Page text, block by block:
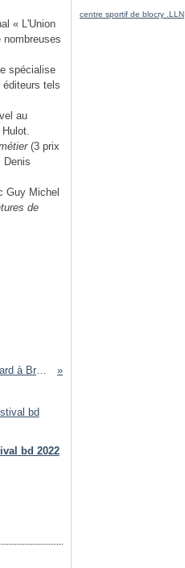
« L'Union
spécialise
tels
au
(3 prix
Denis
Guy Michel
de
jazz à Braine-l’Alleud./Au Prisme : 103 Avenue Alphonse Allard à Braine-l’Alleud.
bd 2022
centre sportif de blocry .LLN